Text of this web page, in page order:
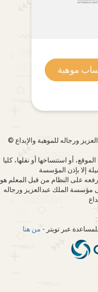
موهبة
ورجاله للموهبة والإبداع ©
أو استنساخها أو نقلها، كليا
إلا بإذن المؤسسة
على النظام من قبل المعلم هو
مؤسسة الملك عبدالعزيز ورجاله
عبر تويتر - من هنا